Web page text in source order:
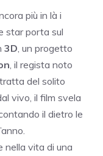
più in là i
star porta sul
3D , un progetto
, il regista noto
del solito
vivo, il film svela
il dietro le
nella vita di una